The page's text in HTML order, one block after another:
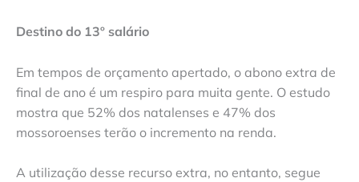
Destino do 13º salário
Em tempos de orçamento apertado, o abono extra de
final de ano é um respiro para muita gente. O estudo
mostra que 52% dos natalenses e 47% dos
mossoroenses terão o incremento na renda.
A utilização desse recurso extra, no entanto, segue